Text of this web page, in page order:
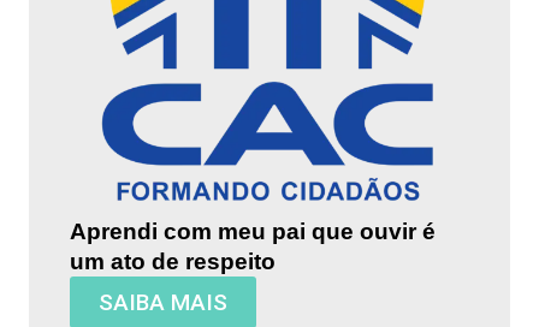
Aprendi com meu pai que ouvir é
um ato de respeito
SAIBA MAIS